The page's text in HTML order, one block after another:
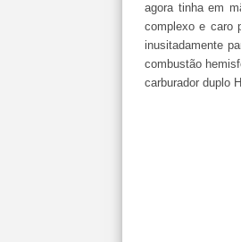
agora tinha em
complexo e caro
inusitadamente
combustão
carburador duplo